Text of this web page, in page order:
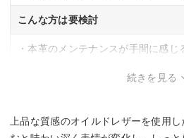
こんな方は要検討
・本革のメンテナンスが手間に感じ
続きを見る
上品な質感のオイルドレザーを使用